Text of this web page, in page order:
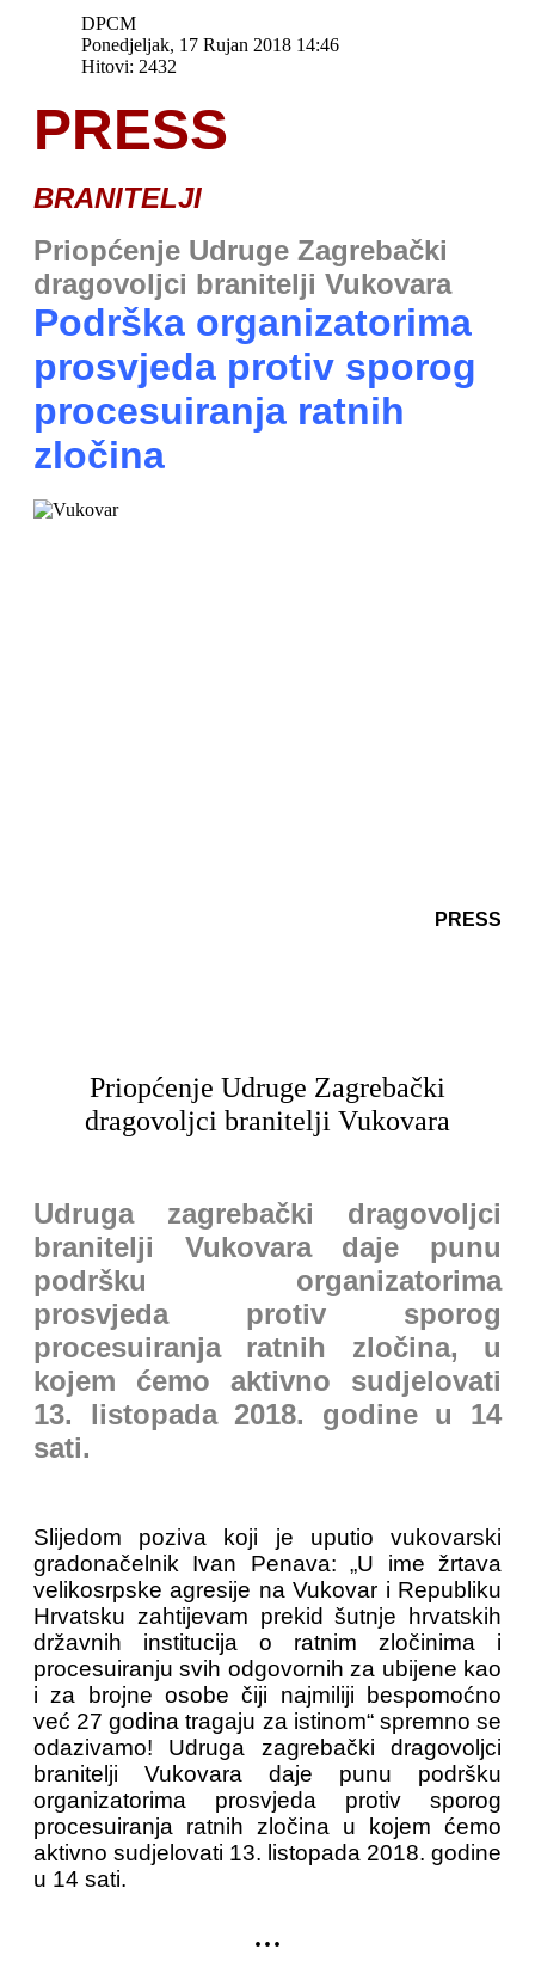
DPCM
Ponedjeljak, 17 Rujan 2018 14:46
Hitovi: 2432
PRESS
BRANITELJI
Priopćenje Udruge Zagrebački
dragovoljci branitelji Vukovara
Podrška organizatorima
prosvjeda protiv sporog
procesuiranja ratnih
zločina
PRESS
Priopćenje Udruge Zagrebački
dragovoljci branitelji Vukovara
Udruga zagrebački dragovoljci
branitelji Vukovara daje punu
podršku organizatorima
prosvjeda protiv sporog
procesuiranja ratnih zločina, u
kojem ćemo aktivno sudjelovati
13. listopada 2018. godine u 14
sati.
Slijedom poziva koji je uputio vukovarski
gradonačelnik Ivan Penava: „U ime žrtava
velikosrpske agresije na Vukovar i Republiku
Hrvatsku zahtijevam prekid šutnje hrvatskih
državnih institucija o ratnim zločinima i
procesuiranju svih odgovornih za ubijene kao
i za brojne osobe čiji najmiliji bespomoćno
već 27 godina tragaju za istinom“ spremno se
odazivamo! Udruga zagrebački dragovoljci
branitelji Vukovara daje punu podršku
organizatorima prosvjeda protiv sporog
procesuiranja ratnih zločina u kojem ćemo
aktivno sudjelovati 13. listopada 2018. godine
u 14 sati.
...